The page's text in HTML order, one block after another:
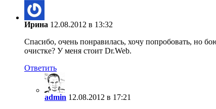
Ирина 12.08.2012 в 13:32
Спасибо, очень понравилась, хочу попробовать, но
очистке? У меня стоит Dr.Web.
Ответить
admin 12.08.2012 в 17:21